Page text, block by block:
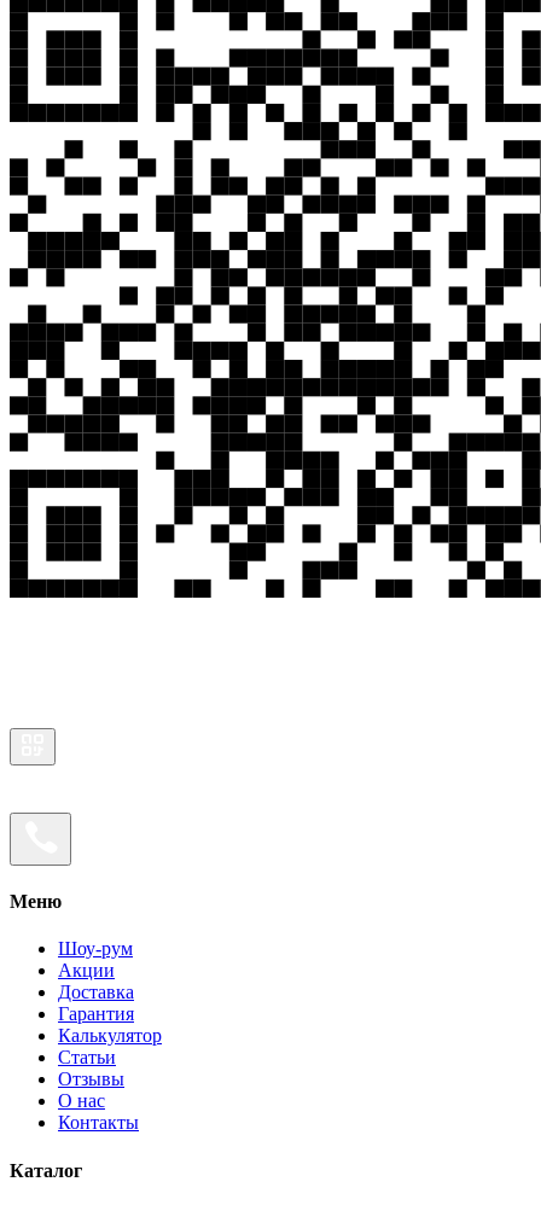
Меню
Шоу-рум
Акции
Доставка
Гарантия
Калькулятор
Статьи
Отзывы
О нас
Контакты
Каталог